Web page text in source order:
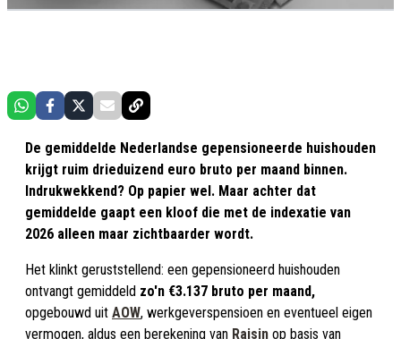
De gemiddelde Nederlandse gepensioneerde huishouden
krijgt ruim drieduizend euro bruto per maand binnen.
Indrukwekkend? Op papier wel. Maar achter dat
gemiddelde gaapt een kloof die met de indexatie van
2026 alleen maar zichtbaarder wordt.
Het klinkt geruststellend: een gepensioneerd huishouden
ontvangt gemiddeld zo'n €3.137 bruto per maand,
opgebouwd uit AOW, werkgeverspensioen en eventueel eigen
vermogen, aldus een berekening van Raisin op basis van